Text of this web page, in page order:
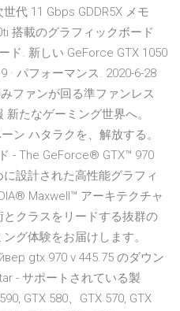
代 11 Gbps GDDR5X メモ
搭載のグラフィックボード
ド. 新しい GeForce GTX 1050
· パフォーマンス. 2020-6-28
ファンが回る準ファンレス
たなゲーミング世界へ。
ン ハタラクを、解放する。
- The GeForce® GTX™ 970
設計された高性能グラフィ
Maxwell™ アーキテクチャ
クラスをリードする抜群の
グ体験をお届けします。
gtx 970 v 445.75 のダウン
- サポートされている製
GTX 580、GTX 570, GTX